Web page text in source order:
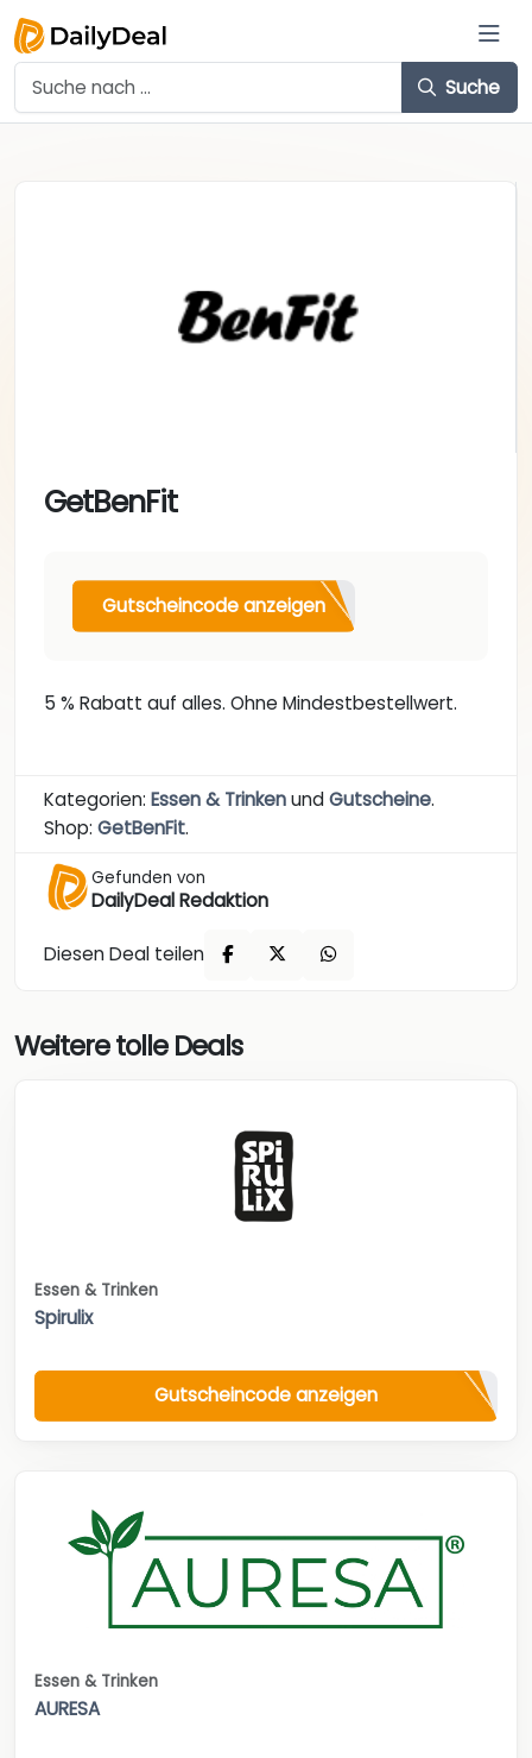
Suche
GetBenFit
Gutscheincode anzeigen
5 % Rabatt auf alles. Ohne Mindestbestellwert.
Kategorien: Essen & TrinkenundGutscheine.
Shop: GetBenFit.
Gefunden von
DailyDeal Redaktion
Diesen Deal teilen
Weitere tolle Deals
Essen & Trinken
Spirulix
Gutscheincode anzeigen
Essen & Trinken
AURESA